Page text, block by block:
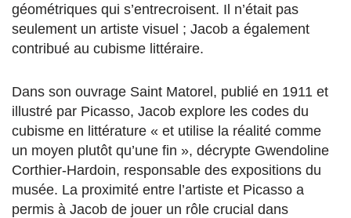
géométriques qui s’entrecroisent. Il n’était pas
seulement un artiste visuel ; Jacob a également
contribué au cubisme littéraire.
Dans son ouvrage Saint Matorel, publié en 1911 et
illustré par Picasso, Jacob explore les codes du
cubisme en littérature « et utilise la réalité comme
un moyen plutôt qu’une fin », décrypte Gwendoline
Corthier-Hardoin, responsable des expositions du
musée. La proximité entre l’artiste et Picasso a
permis à Jacob de jouer un rôle crucial dans